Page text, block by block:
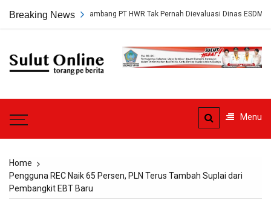
Breaking News
Persetujuan Tambang PT HWR Tak Pernah Dievaluasi Dinas ESDM
Sulut
Menu
Home
Pengguna REC Naik 65 Persen, PLN Terus Tambah Suplai dari
Pembangkit EBT Baru